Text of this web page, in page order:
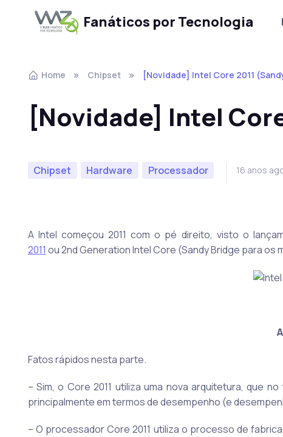
Skip to navigation
Skip to contentFanáticos por Tecnologia
Home Chipset [Novidade] Intel Core 2011
[Novidade] Intel
Chipset Hardware Processador 16 anos
A Intel começou 2011 com o pé direito, visto o
2011 ou 2nd Generation Intel Core (Sandy Bridge para os
Fatos rápidos nesta parte.
– Sim, o Core 2011 utiliza uma nova arquitetura, que
principalmente em termos de desempenho (e
– O processador Core 2011 utiliza o processo de